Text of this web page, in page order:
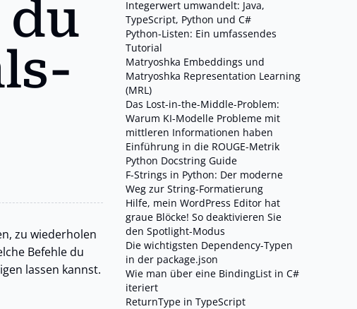
du
zu wiederholen
Befehle du
lassen kannst.
Integerwert umwandelt: Java,
TypeScript, Python und C#
Python-Listen: Ein umfassendes
Tutorial
Matryoshka Embeddings und
Matryoshka Representation Learning
(MRL)
Das Lost-in-the-Middle-Problem:
Warum KI-Modelle Probleme mit
mittleren Informationen haben
Einführung in die ROUGE-Metrik
Python Docstring Guide
F-Strings in Python: Der moderne
Weg zur String-Formatierung
Hilfe, mein WordPress Editor hat
graue Blöcke! So deaktivieren Sie
den Spotlight-Modus
Die wichtigsten Dependency-Typen
in der package.json
Wie man über eine BindingList in C#
iteriert
ReturnType in TypeScript